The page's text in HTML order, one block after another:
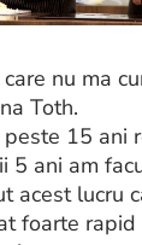
nu ma
Toth.
peste 15 ani
5 ani am
acest lucru
foarte